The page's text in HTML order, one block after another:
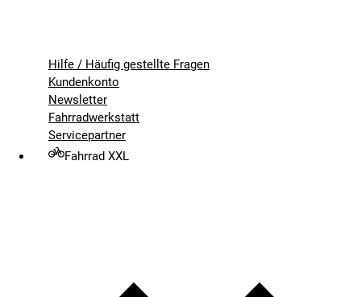
Hilfe / Häufig gestellte Fragen
Kundenkonto
Newsletter
Fahrradwerkstatt
Servicepartner
Fahrrad XXL